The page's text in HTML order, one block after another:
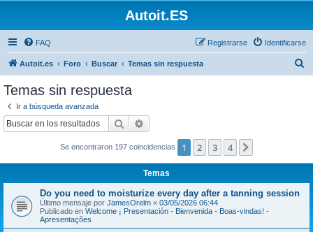
Autoit.ES
FAQ Identificarse
Registrarse
Autoit.es Foro Buscar Temas sin respuesta
Temas sin respuesta
Ir a búsqueda avanzada
Buscar
Se encontraron 197 coincidencias 1 2 3 4
Temas
Do you need to moisturize every day after a tanning session
Último mensaje por JamesOrelm « 03/05/2026 06:44
Publicado en Welcome ¡ Presentación - Bienvenida - Boas-vindas! -
Apresentações